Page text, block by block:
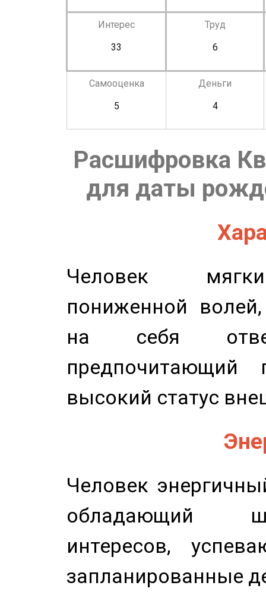
Интерес
33
Труд
6
Самооценка
5
Деньги
4
Расшифровка
для даты
Человек
пониженной
на себя
предпочитающий
высокий статус
Человек
обладающий
интересов,
запланированные